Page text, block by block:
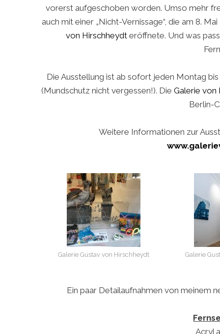
vorerst aufgeschoben worden. Umso mehr
auch mit einer „Nicht-Vernissage“, die am 8.
von Hirschheydt eröffnete. Und was
Die Ausstellung ist ab sofort jeden Montag
(Mundschutz nicht vergessen!). Die Galerie von
Berlin-
Weitere Informationen zur
Galerie Gustav von Hirschheydt Galerie
Ein paar Detailaufnahmen von meinem
Acryl